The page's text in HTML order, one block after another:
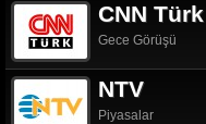
CNN Türk
Gece Görüşü
NTV
Piyasalar